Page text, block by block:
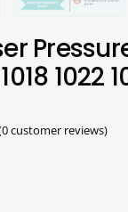
1022
0customer reviews)